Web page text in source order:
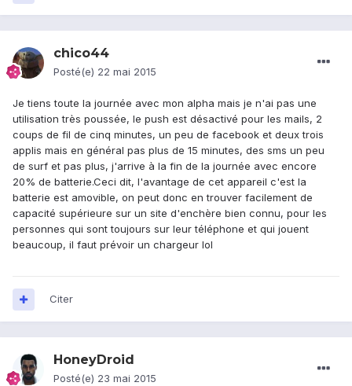
chico44
Posté(e) 22 mai 2015
Je tiens toute la journée avec mon alpha mais je n'ai pas une
utilisation très poussée, le push est désactivé pour les mails, 2
coups de fil de cinq minutes, un peu de facebook et deux trois
applis mais en général pas plus de 15 minutes, des sms un peu
de surf et pas plus, j'arrive à la fin de la journée avec encore
20% de batterie.Ceci dit, l'avantage de cet appareil c'est la
batterie est amovible, on peut donc en trouver facilement de
capacité supérieure sur un site d'enchère bien connu, pour les
personnes qui sont toujours sur leur téléphone et qui jouent
beaucoup, il faut prévoir un chargeur lol
Citer
HoneyDroid
Posté(e) 23 mai 2015